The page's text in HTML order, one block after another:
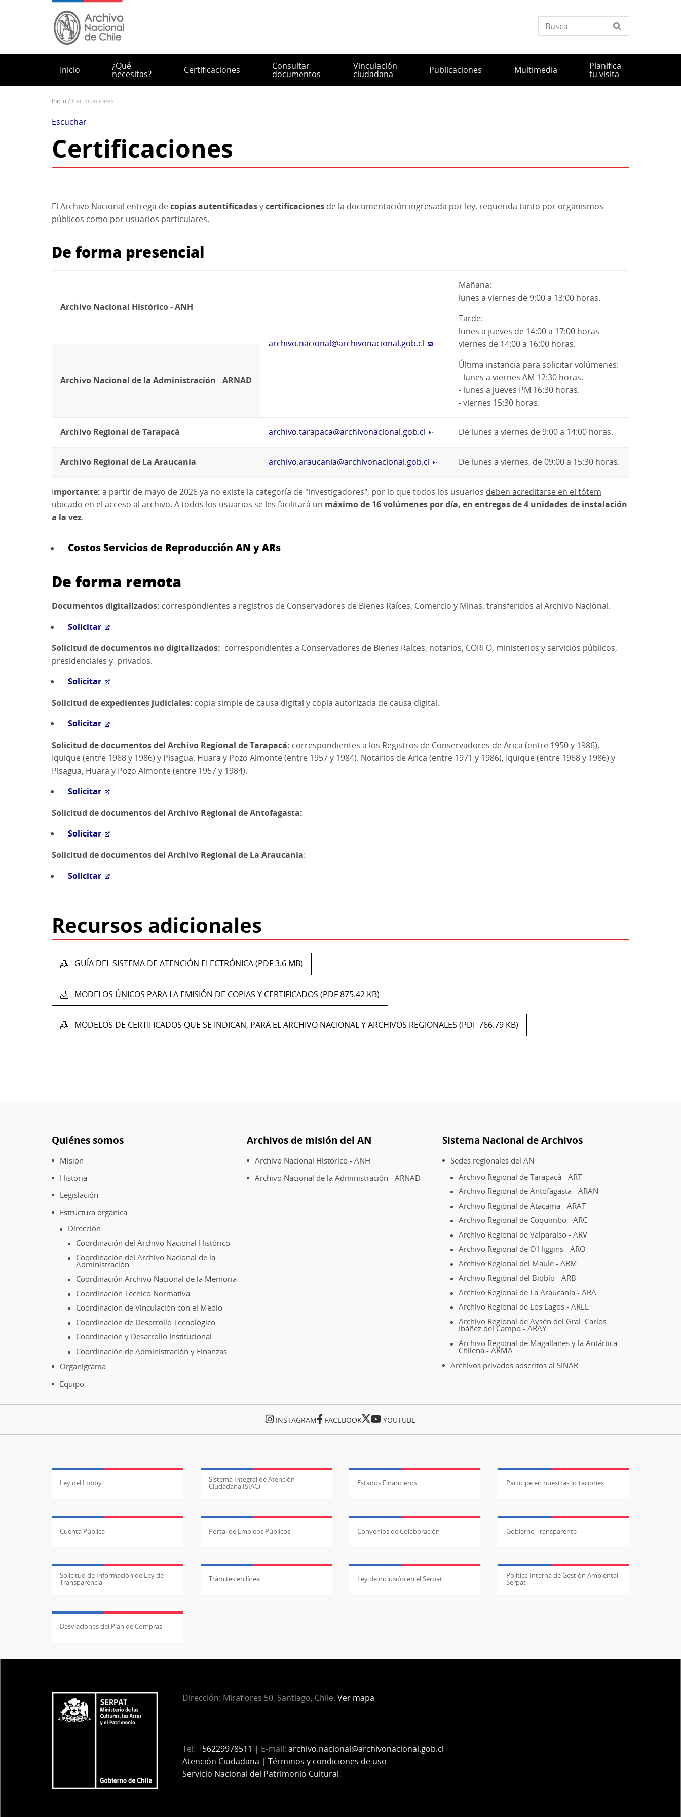
Inicio ¿Qué
necesitas? Certificaciones Consultar
documentos
Vinculación
ciudadana Publicaciones Multimedia Planifica
tu visita
enlaces
de
ayuda
a
inicio certificaciones
Escuchar
Certificaciones
El Archivo Nacional entrega decopias autentificadasycertificaciones de la documentación ingresada por ley, requerida tanto por organismos
públicos como por usuarios particulares.
De forma presencial
Archivo Nacional Histórico - ANH
archivo.nacional@archivonacional.gob.cl
Mañana:
lunes a viernes de 9:00 a 13:00 horas.
Tarde:
lunes a jueves de 14:00 a 17:00 horas
viernes de 14:00 a 16:00 horas.
Última instancia para solicitar volúmenes:
- lunes a viernes AM 12:30 horas.
- lunes a jueves PM 16:30 horas.
-viernes 15:30 horas.
Archivo Nacional de la Administración -ARNAD
Archivo Regional de Tarapacá archivo.tarapaca@archivonacional.gob.cl De lunes a viernes de 9:00 a 14:00 horas.
Archivo Regional de La Araucanía archivo.araucania@archivonacional.gob.cl De lunes a viernes, de 09:00 a 15:30 horas.
Importante: a partir de mayo de 2026 ya no existe la categoría de "investigadores", por lo que todos los usuarios deben acreditarse en el tótem
ubicado en el acceso al archivo. A todos los usuarios se les facilitará un máximo de 16 volúmenes por día, en entregas de 4 unidades de instalación
a la vez.
Costos Servicios de Reproducción AN y ARs
De forma remota
Documentos digitalizados: correspondientes a registros de Conservadores de Bienes Raíces, Comercio y Minas, transferidos al Archivo Nacional.
Solicitar
Solicitud de documentos no digitalizados: correspondientes a Conservadores de Bienes Raíces, notarios, CORFO, ministerios y servicios públicos,
presidenciales y privados.
Solicitar
Solicitud de expedientes judiciales: copia simple de causa digital y copia autorizada de causa digital.
Solicitar
Solicitud de documentos del Archivo Regional de Tarapacá: correspondientes a los Registros de Conservadores de Arica (entre 1950 y 1986),
Iquique (entre 1968 y 1986) y Pisagua, Huara y Pozo Almonte (entre 1957 y 1984). Notarios de Arica (entre 1971 y 1986), Iquique (entre 1968 y 1986) y
Pisagua, Huara y Pozo Almonte (entre 1957 y 1984).
Solicitar
Solicitud de documentos del Archivo Regional de Antofagasta:
Solicitar
Solicitud de documentos del Archivo Regional de La Araucanía:
Solicitar
Recursos adicionales
GUÍA DEL SISTEMA DE ATENCIÓN ELECTRÓNICA (PDF 3.6 MB)
MODELOS ÚNICOS PARA LA EMISIÓN DE COPIAS Y CERTIFICADOS (PDF 875.42 KB)
MODELOS DE CERTIFICADOS QUE SE INDICAN, PARA EL ARCHIVO NACIONAL Y ARCHIVOS REGIONALES (PDF 766.79 KB)
Quiénes somos
Misión
Historia
Legislación
Estructura orgánica
Dirección
Coordinación del Archivo Nacional Histórico
Coordinación del Archivo Nacional de la
Administración
Coordinación Archivo Nacional de la Memoria
Coordinación Técnico Normativa
Coordinación de Vinculación con el Medio
Coordinación de Desarrollo Tecnológico
Coordinación y Desarrollo Institucional
Coordinación de Administración y Finanzas
Organigrama
Equipo
Archivos de misión del AN
Archivo Nacional Histórico - ANH
Archivo Nacional de la Administración - ARNAD
Sistema Nacional de Archivos
Sedes regionales del AN
Archivo Regional de Tarapacá - ART
Archivo Regional de Antofagasta - ARAN
Archivo Regional de Atacama - ARAT
Archivo Regional de Coquimbo - ARC
Archivo Regional de Valparaíso - ARV
Archivo Regional de O'Higgins - ARO
Archivo Regional del Maule - ARM
Archivo Regional del Biobío - ARB
Archivo Regional de La Araucanía - ARA
Archivo Regional de Los Lagos - ARLL
Archivo Regional de Aysén del Gral. Carlos
Ibáñez del Campo - ARAY
Archivo Regional de Magallanes y la Antártica
Chilena - ARMA
Archivos privados adscritos al SINAR
INSTAGRAM FACEBOOK YOUTUBE
Ley del Lobby Sistema Integral de Atención
Ciudadana (SIAC) Estados Financieros Participe en nuestras licitaciones
Cuenta Pública Portal de Empleos Públicos Convenios de Colaboración Gobierno Transparente
Solicitud de Información de Ley de
Transparencia Trámites en línea Ley de inclusión en el Serpat Política Interna de Gestión Ambiental
Serpat
Desviaciones del Plan de Compras
Dirección: Miraflores 50, Santiago, Chile. Ver mapa
Tel: +56229978511 | E-mail: archivo.nacional@archivonacional.gob.cl
Atención Ciudadana | Términos y condiciones de uso
Servicio Nacional del Patrimonio Cultural